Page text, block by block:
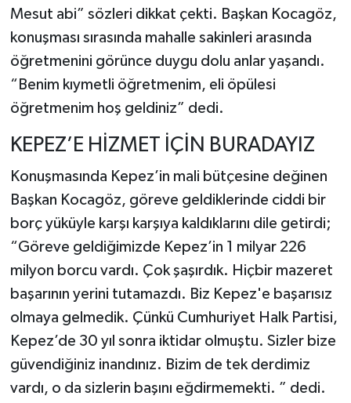
Mesut abi” sözleri dikkat çekti. Başkan Kocagöz,
konuşması sırasında mahalle sakinleri arasında
öğretmenini görünce duygu dolu anlar yaşandı.
“Benim kıymetli öğretmenim, eli öpülesi
öğretmenim hoş geldiniz” dedi.
KEPEZ’E HİZMET İÇİN BURADAYIZ
Konuşmasında Kepez’in mali bütçesine değinen
Başkan Kocagöz, göreve geldiklerinde ciddi bir
borç yüküyle karşı karşıya kaldıklarını dile getirdi;
“Göreve geldiğimizde Kepez’in 1 milyar 226
milyon borcu vardı. Çok şaşırdık. Hiçbir mazeret
başarının yerini tutamazdı. Biz Kepez'e başarısız
olmaya gelmedik. Çünkü Cumhuriyet Halk Partisi,
Kepez’de 30 yıl sonra iktidar olmuştu. Sizler bize
güvendiğiniz inandınız. Bizim de tek derdimiz
vardı, o da sizlerin başını eğdirmemekti. ” dedi.